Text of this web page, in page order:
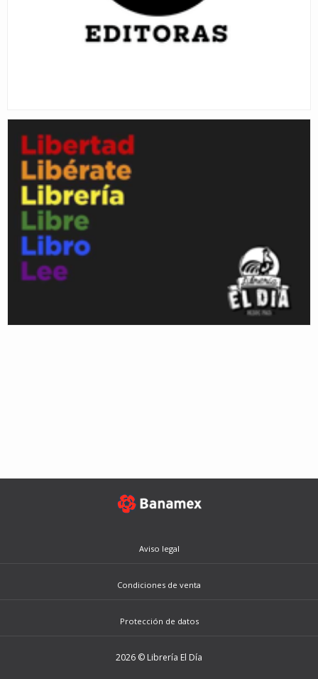
Aviso legal
Condiciones de venta
Protección de datos
2026 © Librería El Día